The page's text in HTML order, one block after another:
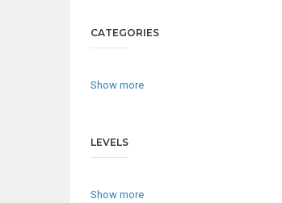
CATEGORIES
Show more
LEVELS
Show more